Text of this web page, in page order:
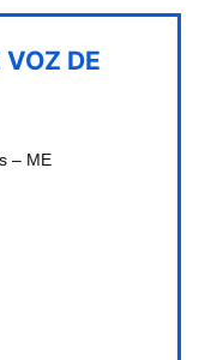
DE
– ME